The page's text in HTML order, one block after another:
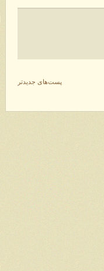
پست‌های جدیدتر